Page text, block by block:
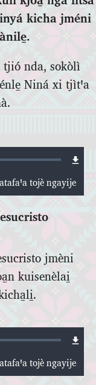
kicha jméni
nda, sokòlì
Niná xi tjìtꞌa
tojè ngayije
jmèni
kuisenèlai̱
tojè ngayije